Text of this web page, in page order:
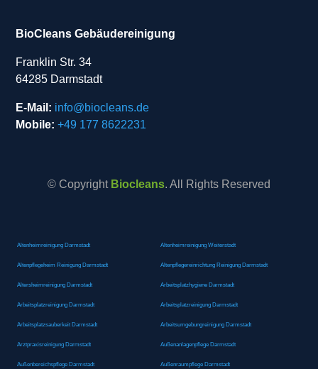
BioCleans Gebäudereinigung
Franklin Str. 34
64285 Darmstadt
E-Mail: info@biocleans.de
Mobile: +49 177 8622231
© Copyright Biocleans. All Rights Reserved
Altenheimreinigung Darmstadt Altenheimreinigung Weiterstadt
Altenpflegeheim Reinigung Darmstadt Altenpflegereinrichtung Reinigung Darmstadt
Altersheimreinigung Darmstadt Arbeitsplatzhygiene Darmstadt
Arbeitsplatzreinigung Darmstadt Arbeitsplatzreinigung Darmstadt
Arbeitsplatzsauberkeit Darmstadt Arbeitsumgebungreinigung Darmstadt
Arztpraxisreinigung Darmstadt Außenanlagenpflege Darmstadt
Außenbereichspflege Darmstadt Außenraumpflege Darmstadt